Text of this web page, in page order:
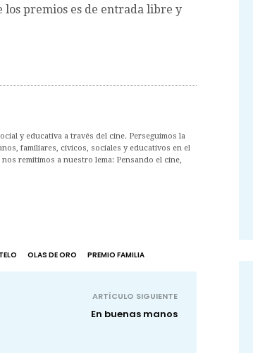
los premios es de entrada libre y
y educativa a través del cine. Perseguimos la
familiares, cívicos, sociales y educativos en el
remitimos a nuestro lema: Pensando el cine,
OLAS DE ORO PREMIO FAMILIA
ARTÍCULO SIGUIENTE
En buenas manos